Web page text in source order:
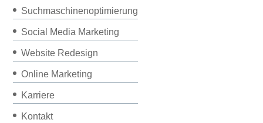
Suchmaschinenoptimierung
Social Media Marketing
Website Redesign
Online Marketing
Karriere
Kontakt